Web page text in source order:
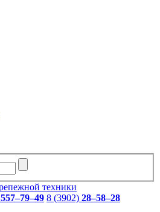
557–79–49 8 (3902) 28–58–28